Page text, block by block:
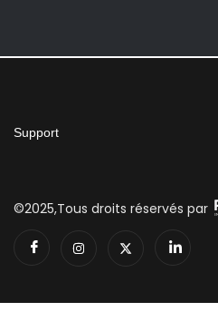
Support
©2025,Tous droits réservés par